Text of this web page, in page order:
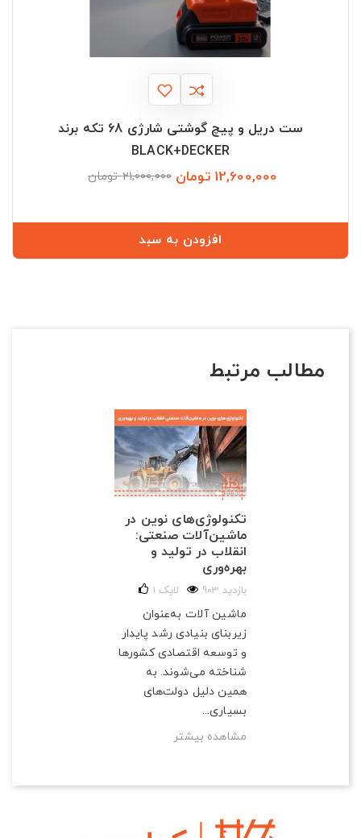
ست دریل و پیچ گوشتی شارژی 68 تکه برند
BLACK+DECKER
12,600,000 تومان 21,000,000 تومان
افزودن به سبد
مطالب مرتبط
تکنولوژی‌های نوین در
ماشین‌آلات صنعتی:
انقلاب در تولید و
بهره‌وری
903 بازدید 1 لایک
ماشین آلات به‌عنوان
زیربنای بنیادی رشد پایدار
و توسعه اقتصادی کشورها
شناخته می‌شوند. به
همین دلیل دولت‌های
بسیاری...
مشاهده بیشتر